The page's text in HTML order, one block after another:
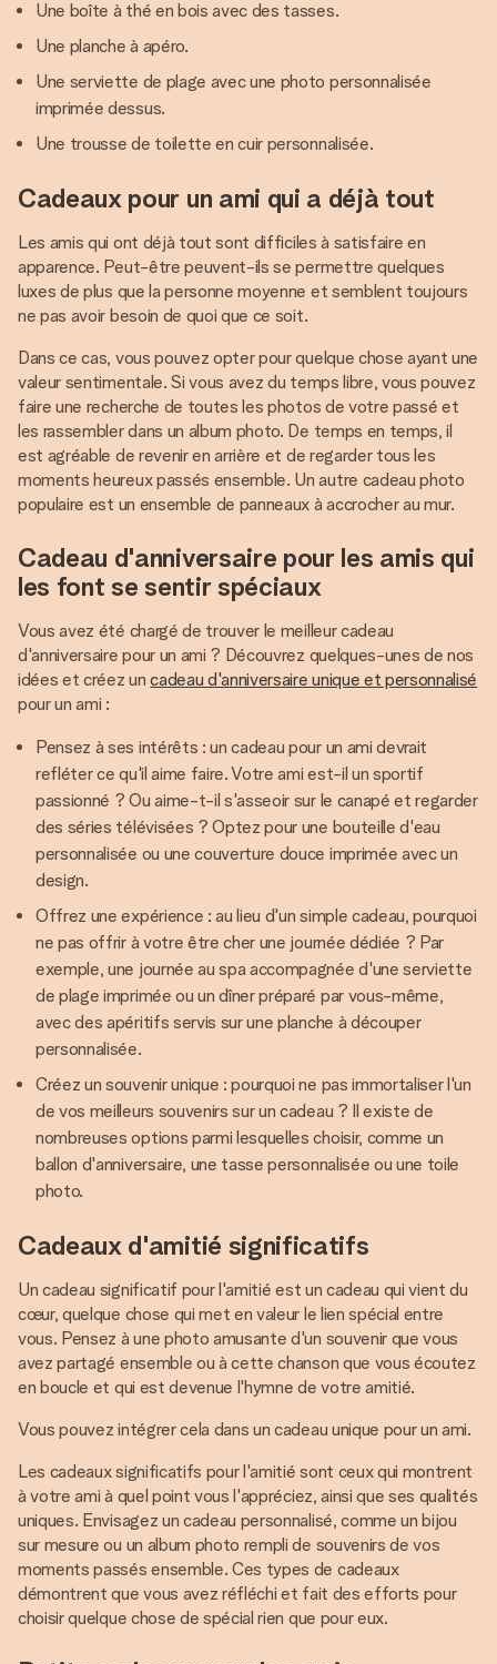
Une boîte à thé en bois avec des tasses.
Une planche à apéro.
Une serviette de plage avec une photo personnalisée
imprimée dessus.
Une trousse de toilette en cuir personnalisée.
Cadeaux pour un ami qui a déjà tout
Les amis qui ont déjà tout sont difficiles à satisfaire en
apparence. Peut-être peuvent-ils se permettre quelques
luxes de plus que la personne moyenne et semblent toujours
ne pas avoir besoin de quoi que ce soit.
Dans ce cas, vous pouvez opter pour quelque chose ayant une
valeur sentimentale. Si vous avez du temps libre, vous pouvez
faire une recherche de toutes les photos de votre passé et
les rassembler dans un album photo. De temps en temps, il
est agréable de revenir en arrière et de regarder tous les
moments heureux passés ensemble. Un autre cadeau photo
populaire est un ensemble de panneaux à accrocher au mur.
Cadeau d'anniversaire pour les amis qui
les font se sentir spéciaux
Vous avez été chargé de trouver le meilleur cadeau
d'anniversaire pour un ami ? Découvrez quelques-unes de nos
idées et créez uncadeau d'anniversaire unique et personnalisé
pour un ami :
Pensez à ses intérêts : un cadeau pour un ami devrait
refléter ce qu'il aime faire. Votre ami est-il un sportif
passionné ? Ou aime-t-il s'asseoir sur le canapé et regarder
des séries télévisées ? Optez pour une bouteille d'eau
personnalisée ou une couverture douce imprimée avec un
design.
Offrez une expérience : au lieu d'un simple cadeau, pourquoi
ne pas offrir à votre être cher une journée dédiée ? Par
exemple, une journée au spa accompagnée d'une serviette
de plage imprimée ou un dîner préparé par vous-même,
avec des apéritifs servis sur une planche à découper
personnalisée.
Créez un souvenir unique : pourquoi ne pas immortaliser l'un
de vos meilleurs souvenirs sur un cadeau ? Il existe de
nombreuses options parmi lesquelles choisir, comme un
ballon d'anniversaire, une tasse personnalisée ou une toile
photo.
Cadeaux d'amitié significatifs
Un cadeau significatif pour l'amitié est un cadeau qui vient du
cœur, quelque chose qui met en valeur le lien spécial entre
vous. Pensez à une photo amusante d'un souvenir que vous
avez partagé ensemble ou à cette chanson que vous écoutez
en boucle et qui est devenue l'hymne de votre amitié.
Vous pouvez intégrer cela dans un cadeau unique pour un ami.
Les cadeaux significatifs pour l'amitié sont ceux qui montrent
à votre ami à quel point vous l'appréciez, ainsi que ses qualités
uniques. Envisagez un cadeau personnalisé, comme un bijou
sur mesure ou un album photo rempli de souvenirs de vos
moments passés ensemble. Ces types de cadeaux
démontrent que vous avez réfléchi et fait des efforts pour
choisir quelque chose de spécial rien que pour eux.